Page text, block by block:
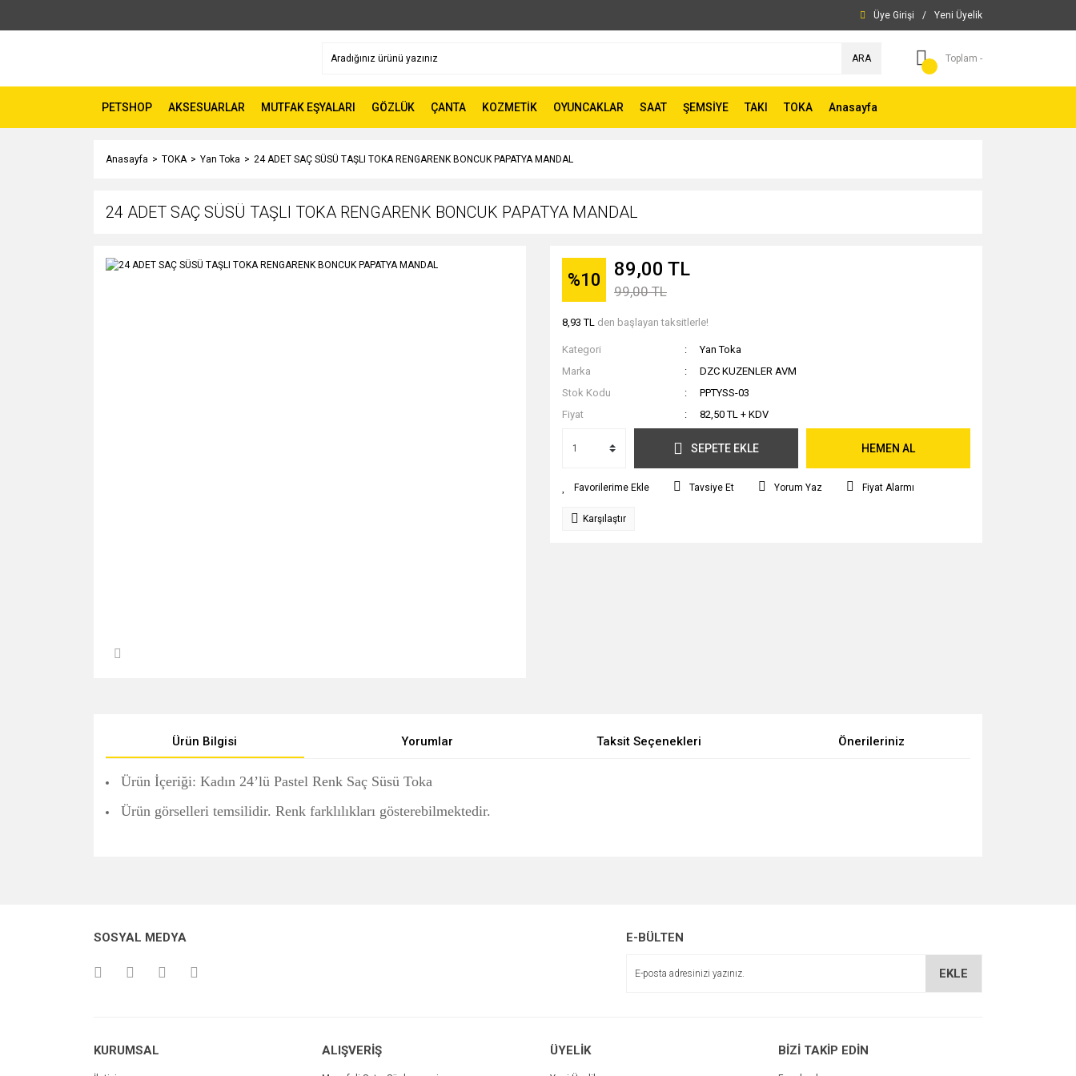
Üye Girişi / Yeni Üyelik
ARA Toplam -
PETSHOP AKSESUARLAR MUTFAK EŞYALARI GÖZLÜK ÇANTA KOZMETİK OYUNCAKLAR SAAT ŞEMSİYE TAKI TOKA Anasayfa
Anasayfa TOKA Yan Toka 24 ADET SAÇ SÜSÜ TAŞLI TOKA RENGARENK BONCUK PAPATYA MANDAL
24 ADET SAÇ SÜSÜ TAŞLI TOKA RENGARENK BONCUK PAPATYA MANDAL
%10 89,00 TL
99,00 TL
8,93 TL den başlayan taksitlerle!
Kategori
Yan Toka
Marka
DZC KUZENLER AVM
Stok Kodu
PPTYSS-03
Fiyat
82,50 TL + KDV
SEPETE EKLE HEMEN AL
Tavsiye Et Yorum Yaz Fiyat Alarmı
Karşılaştır
Ürün Bilgisi Yorumlar Taksit Seçenekleri Önerileriniz
Ürün İçeriği: Kadın 24’lü Pastel Renk Saç Süsü Toka
Ürün görselleri temsilidir. Renk farklılıkları gösterebilmektedir.
Ürün açıklamasında eksik bilgiler bulunuyor.
SOSYAL MEDYA E-BÜLTEN
EKLE
KURUMSAL ALIŞVERİŞ ÜYELİK BİZİ TAKİP EDİN